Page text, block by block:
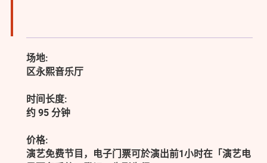
场地:
区永熙音乐厅
时间长度:
约 95 分钟
价格:
演艺免费节目，电子门票可於演出前1小时在「演艺电